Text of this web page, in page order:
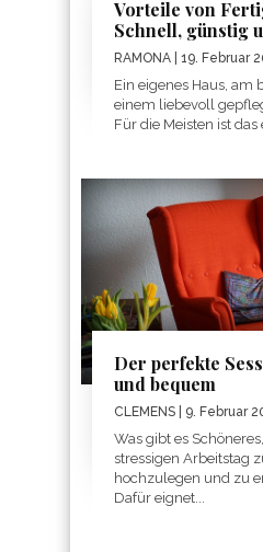
Vorteile von
Schnell, günstig
RAMONA | 19. Februar
Ein eigenes Haus, am
einem liebevoll
Für die Meisten ist das
Der perfekte
und bequem
CLEMENS | 9. Februar
Was gibt es
stressigen Arbeitstag
hochzulegen und zu
Dafür eignet...